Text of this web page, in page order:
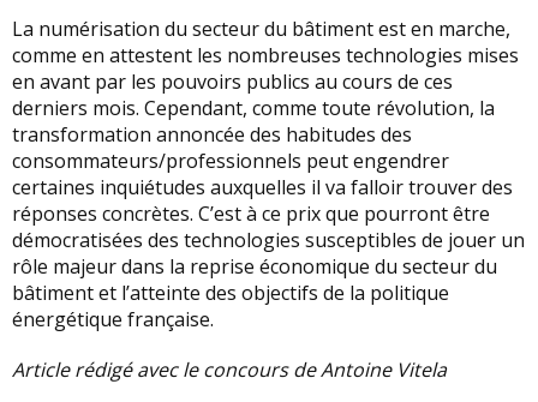
La numérisation du secteur du bâtiment est en marche,
comme en attestent les nombreuses technologies mises
en avant par les pouvoirs publics au cours de ces
derniers mois. Cependant, comme toute révolution, la
transformation annoncée des habitudes des
consommateurs/professionnels peut engendrer
certaines inquiétudes auxquelles il va falloir trouver des
réponses concrètes. C’est à ce prix que pourront être
démocratisées des technologies susceptibles de jouer un
rôle majeur dans la reprise économique du secteur du
bâtiment et l’atteinte des objectifs de la politique
énergétique française.
Article rédigé avec le concours de Antoine Vitela